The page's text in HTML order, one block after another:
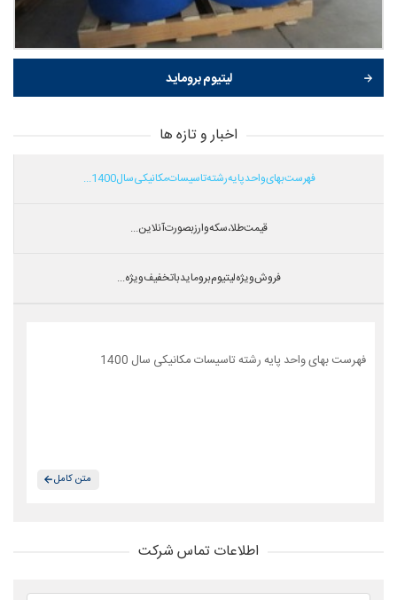
لیتیوم بروماید
اخبار و تازه ها
فهرست بهای واحد پایه رشته تاسیسات مکانیکی سال 1400...
قیمت طلا،سکه و ارز بصورت آنلاین...
فروش ویژه لیتیوم بروماید با تخفیف ویژه...
فهرست بهای واحد پایه رشته تاسیسات مکانیکی سال 1400
متن کامل
اطلاعات تماس شرکت